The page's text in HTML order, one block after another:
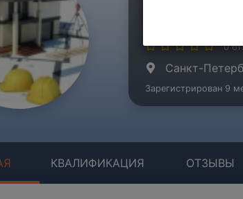
0
Санкт-
Зарегистрирован 9
КВАЛИФИКАЦИЯ ОТЗЫВЫ